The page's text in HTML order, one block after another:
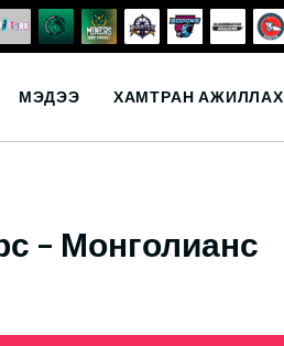
МЭДЭЭ ХАМТРАН АЖИЛЛАХ
– Монголианс